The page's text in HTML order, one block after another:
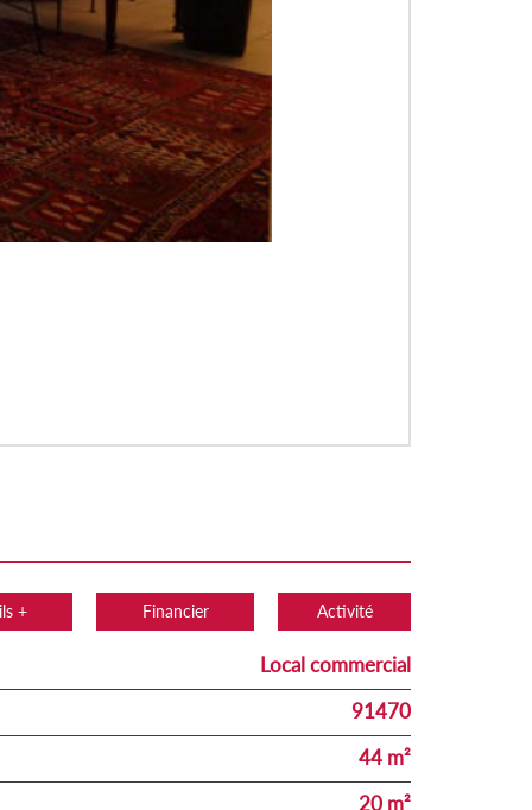
+ Financier Activité
Local commercial
91470
44 m²
20 m²